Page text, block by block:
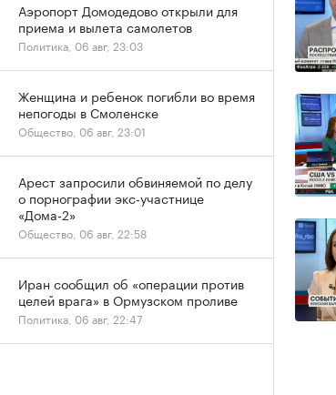
Аэропорт Домодедово открыли для
приема и вылета самолетов
Политика, 06 авг, 23:03
Женщина и ребенок погибли во время
непогоды в Смоленске
Общество, 06 авг, 23:01
Арест запросили обвиняемой по делу
о порнографии экс-участнице
«Дома-2»
Общество, 06 авг, 22:58
Иран сообщил об «операции против
целей врага» в Ормузском проливе
Политика, 06 авг, 22:47